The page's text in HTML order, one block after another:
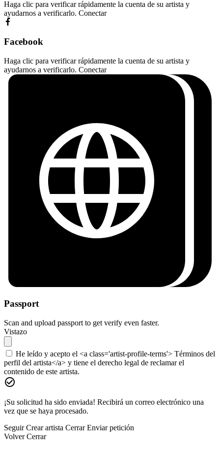
Haga clic para verificar rápidamente la cuenta de su artista y
ayudarnos a verificarlo. Conectar
Facebook
Haga clic para verificar rápidamente la cuenta de su artista y
ayudarnos a verificarlo. Conectar
Passport
Scan and upload passport to get verify even faster.
Vistazo
He leído y acepto el <a class='artist-profile-terms'> Términos del
perfil del artista</a> y tiene el derecho legal de reclamar el
contenido de este artista.
¡Su solicitud ha sido enviada! Recibirá un correo electrónico una
vez que se haya procesado.
Seguir Crear artista Cerrar Enviar petición
Volver Cerrar